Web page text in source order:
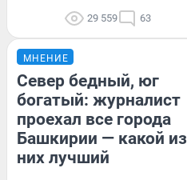
29 559 63
МНЕНИЕ
Север бедный, юг
богатый: журналист
проехал все города
Башкирии — какой из
них лучший